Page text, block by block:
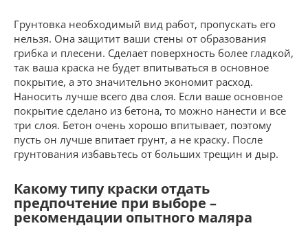
Грунтовка необходимый вид работ, пропускать его
нельзя. Она защитит ваши стены от образования
грибка и плесени. Сделает поверхность более гладкой,
так ваша краска не будет впитываться в основное
покрытие, а это значительно экономит расход.
Наносить лучше всего два слоя. Если ваше основное
покрытие сделано из бетона, то можно нанести и все
три слоя. Бетон очень хорошо впитывает, поэтому
пусть он лучше впитает грунт, а не краску. После
грунтования избавьтесь от больших трещин и дыр.
Какому типу краски отдать
предпочтение при выборе –
рекомендации опытного маляра